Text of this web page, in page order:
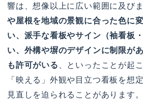
響は、想像以上に広い範囲に及び
や屋根を地域の景観に合った色に
い、派手な看板やサイン（袖看板
い、外構や塀のデザインに制限が
も許可がいる 、といったことが起
「映える」外観や目立つ看板を想
見直しを迫られることがあります。